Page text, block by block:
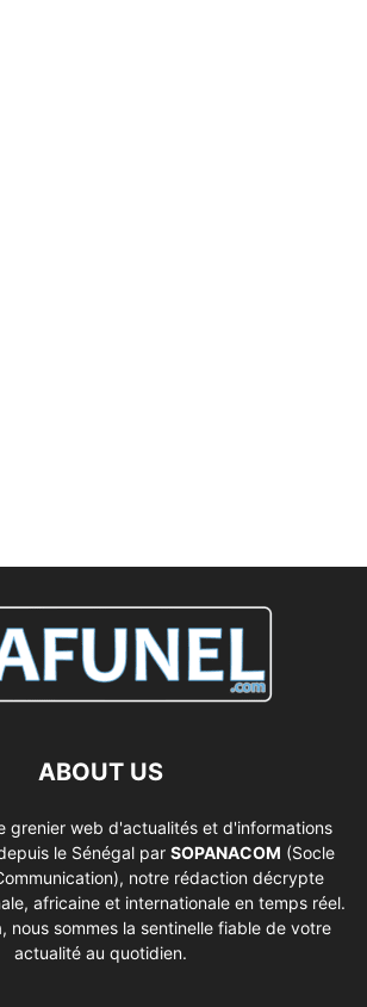
ABOUT US
grenier web d'actualités et d'informations
le Sénégal par SOPANACOM (Socle
notre rédaction décrypte
africaine et internationale en temps réel.
nous sommes la sentinelle fiable de votre
actualité au quotidien.